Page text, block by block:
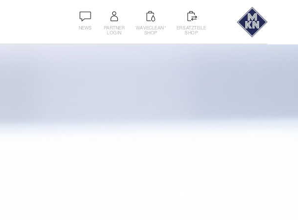
NEWS
PARTNER
LOGIN
WAVECLEAN
SHOP
ERSATZTEILE
SHOP